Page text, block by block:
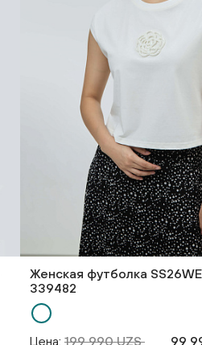
Женская футболка
339482
Цена: 199 990 UZS 99